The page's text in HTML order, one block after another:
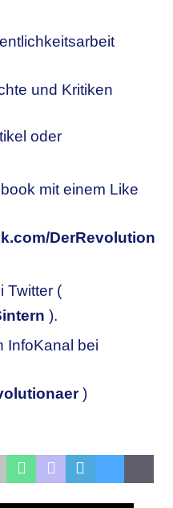
und Kritiken
oder
mit einem Like
DerRevolution
Twitter (
).
InfoKanal bei
)